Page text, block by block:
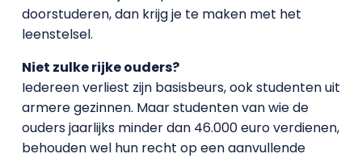
doorstuderen, dan krijg je te maken met het
leenstelsel.
Niet zulke rijke ouders?
Iedereen verliest zijn basisbeurs, ook studenten uit
armere gezinnen. Maar studenten van wie de
ouders jaarlijks minder dan 46.000 euro verdienen,
behouden wel hun recht op een aanvullende